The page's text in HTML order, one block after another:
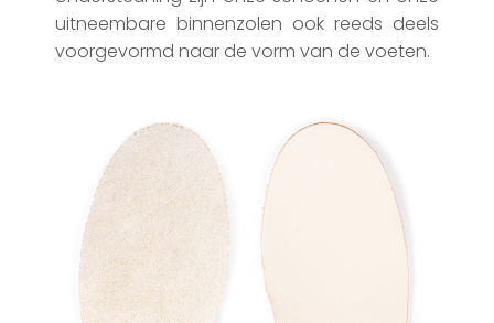
uitneembare binnenzolen ook reeds deels
voorgevormd naar de vorm van de voeten.